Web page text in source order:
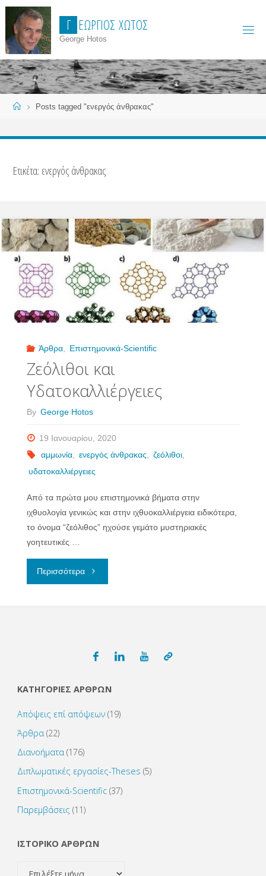
Skip
content
Γ ΕΏΡΓΙΟΣ ΧΏΤΟΣ
George Hotos
HomePosts tagged "ενεργός άνθρακας"
Ετικέτα: ενεργός άνθρακας
Άρθρα Επιστημονικά-Scientific
Ζεόλιθοι και
Υδατοκαλλιέργειες
By George Hotos
19 Ιανουαρίου, 2020
αμμωνία
ενεργός άνθρακας ζεόλιθοι,
υδατοκαλλιέργειες
Από τα πρώτα μου επιστημονικά βήματα στην
ιχθυολογία γενικώς και στην ιχθυοκαλλιέργεια ειδικότερα,
το όνομα “ζεόλιθος” ηχούσε γεμάτο μυστηριακές
γοητευτικές …
Περισσότερα"Ζεόλιθοι
ΚΑΤΗΓΟΡΙΕΣ ΑΡΘΡΩΝ
Απόψεις επί απόψεων(19)
Άρθρα(22)
Διανοήματα(176)
Διπλωματικές εργασίες-Theses (5)
Επιστημονικά-Scientific(37)
Παρεμβάσεις (11)
ΙΣΤΟΡΙΚΟ ΑΡΘΡΩΝ
ΙΣΤΟΡΙΚΟ